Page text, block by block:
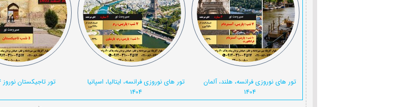
تور های نوروزی فرانسه، هلند، آلمان
1404
تور های نوروزی فرانسه، ایتالیا، اسپانیا
1404
تور تاجیکستان نوروز 1404